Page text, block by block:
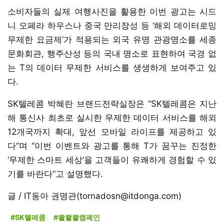
소비자들의 실제 여행사진을 활용한 이번 광고는 시드
니 오페라 하우스나 중국 만리장성 등 ‘해외 데이터로밍
무제한 요금제’가 적용되는 외국 유명 관광명소를 세종
문화회관, 행주산성 등의 국내 명소로 표현하여 국경 없
는 T의 데이터 무제한 서비스를 생생하게 보여주고 있
다.
SK텔레콤 박혜란 브랜드전략실장은 “SK텔레콤은 지난
해 통신사 최초로 실시한 무제한 데이터 서비스를 해외
12개국까지 확대, 앞선 모바일 라이프를 제공하고 있
다”며 “이번 이벤트와 광고를 통해 T가 꿈꾸는 진정한
‘무제한 스마트 세상’을 고객들이 유쾌하게 경험할 수 있
기를 바란다”고 설명했다.
글 / IT동아 권명관(tornadosn@itdonga.com)
#SK텔레콤 #콸콸콸캠페인